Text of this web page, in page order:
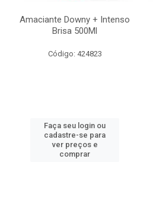
Amaciante Downy + Intenso
Brisa 500Ml
Código: 424823
Faça seu login ou
cadastre-se para
ver preços e
comprar